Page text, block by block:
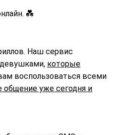
💑
Наш сервис
которые
воспользоваться всеми
общение уже сегодня и